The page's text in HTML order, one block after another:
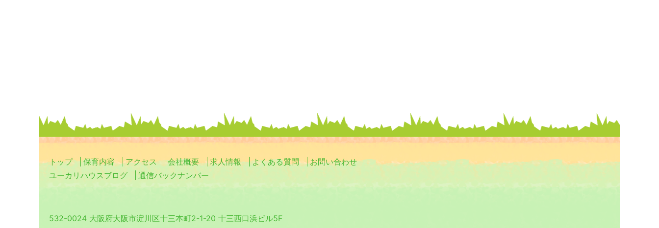
トップ 保育内容 アクセス 会社概要 求人情報 よくある質問
お問い合わせ
ユーカリハウスブログ
通信バックナンバー
532-0024 大阪府大阪市淀川区十三本町2-1-20 十三西口浜ビル5F